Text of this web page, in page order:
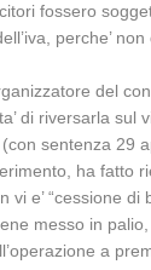
fossero
perche’
del
di riversarla sul
sentenza
ha
e’ “cessione
messo in palio,
a